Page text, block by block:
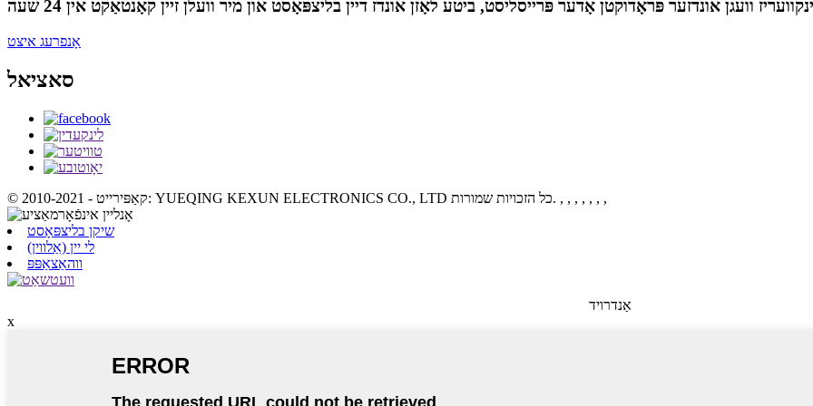
אָנפרעג איצט
סאציאל
© קאַפּירייט - 2010-2021: YUEQING KEXUN ELECTRONICS CO., LTD כל הזכויות שמורות. , , , , , , ,
שיקן בליצפּאָסט
לי יין (אַלווין)
ווהאַצאַפּפּ
אַנדרויד
x